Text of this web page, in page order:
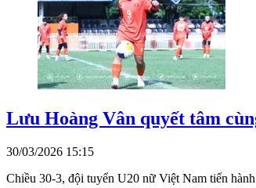
Lưu Hoàng Vân quyết tâm
30/03/2026 15:15
Chiều 30-3, đội tuyển U20 nữ Việt Nam tiến